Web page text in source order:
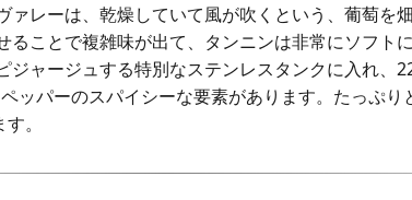
レーは、乾燥していて風が吹くという、葡萄を
ことで複雑味が出て、タンニンは非常にソフト
ャージュする特別なステンレスタンクに入れ、
ッパーのスパイシーな要素があります。たっぷ
。